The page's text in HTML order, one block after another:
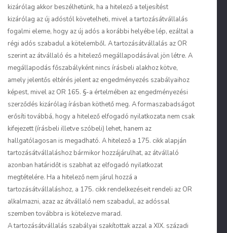
kizárólag akkor beszélhetünk, ha a hitelező a teljesítést
kizárólag az új adóstól követelheti, mivel a tartozásátvállalás
fogalmi eleme, hogy az új adós a korábbi helyébe lép, ezáltal a
régi adós szabadul a kötelemből. A tartozásátvállalás az OR
szerint az átvállaló és a hitelező megállapodásával jön létre. A
megállapodás főszabályként nincs írásbeli alakhoz kötve,
amely jelentős eltérés jelent az engedményezés szabályaihoz
képest, mivel az OR 165. §-a értelmében az engedményezési
szerződés kizárólag írásban köthető meg. A formaszabadságot
erősíti továbbá, hogy a hitelező elfogadó nyilatkozata nem csak
kifejezett (írásbeli illetve szóbeli) lehet, hanem az
hallgatólagosan is megadható. A hitelező a 175. cikk alapján
tartozásátvállaláshoz bármikor hozzájárulhat, az átvállaló
azonban határidőt is szabhat az elfogadó nyilatkozat
megtételére. Ha a hitelező nem járul hozzá a
tartozásátvállaláshoz, a 175. cikk rendelkezéseit rendeli az OR
alkalmazni, azaz az átvállaló nem szabadul, az adóssal
szemben továbbra is kötelezve marad.
A tartozásátvállalás szabályai szakítottak azzal a XIX. századi